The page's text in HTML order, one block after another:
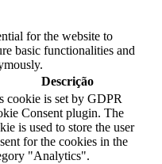
for the website to
basic functionalities and
Descrição
cookie is set by GDPR
Consent plugin. The
is used to store the user
for the cookies in the
"Analytics".